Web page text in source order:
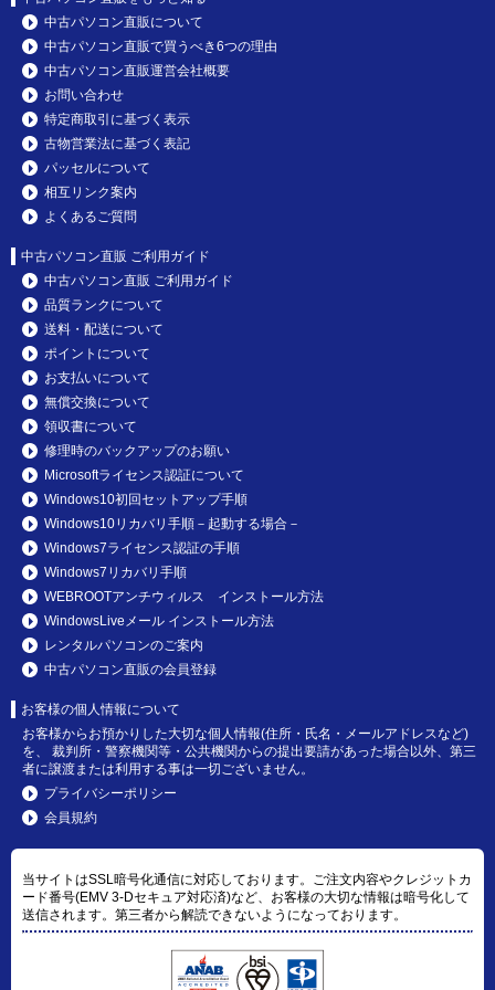
中古パソコン直販について
中古パソコン直販で買うべき6つの理由
中古パソコン直販運営会社概要
お問い合わせ
特定商取引に基づく表示
古物営業法に基づく表記
パッセルについて
相互リンク案内
よくあるご質問
中古パソコン直販 ご利用ガイド
中古パソコン直販 ご利用ガイド
品質ランクについて
送料・配送について
ポイントについて
お支払いについて
無償交換について
領収書について
修理時のバックアップのお願い
Microsoftライセンス認証について
Windows10初回セットアップ手順
Windows10リカバリ手順－起動する場合－
Windows7ライセンス認証の手順
Windows7リカバリ手順
WEBROOTアンチウィルス インストール方法
WindowsLiveメール インストール方法
レンタルパソコンのご案内
中古パソコン直販の会員登録
お客様の個人情報について
お客様からお預かりした大切な個人情報(住所・氏名・メールアドレスなど)
を、 裁判所・警察機関等・公共機関からの提出要請があった場合以外、第三
者に譲渡または利用する事は一切ございません。
プライバシーポリシー
会員規約
当サイトはSSL暗号化通信に対応しております。ご注文内容やクレジットカ
ード番号(EMV 3-Dセキュア対応済)など、お客様の大切な情報は暗号化して
送信されます。第三者から解読できないようになっております。